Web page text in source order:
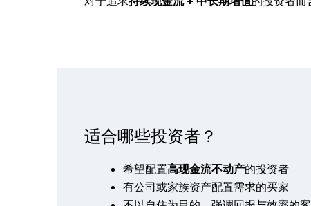
适合哪些投资者？
希望配置高现金流不动产的投资者
有公司或家族资产配置需求的买家